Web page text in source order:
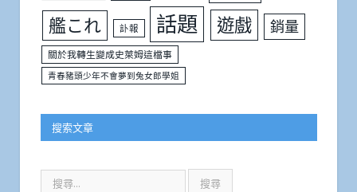
艦これ 訃報 話題 遊戲 銷量
關於我轉生變成史萊姆這檔事
青春豬頭少年不會夢到兔女郎學姐
搜索文章